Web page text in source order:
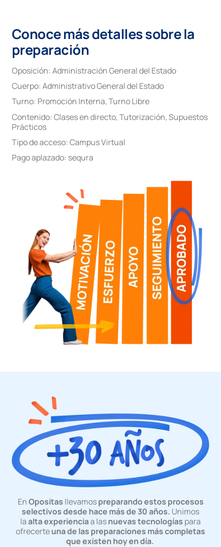
Conoce más detalles sobre la
preparación
Oposición: Administración General del Estado
Cuerpo: Administrativo General del Estado
Turno: Promoción Interna,Turno Libre
Contenido: Clases en directo,Tutorización,Supuestos
Prácticos
Tipo de acceso: Campus Virtual
Pago aplazado: sequra
EnOpositas llevamospreparando estos procesos
selectivos desde hace más de 30 años. Unimos
laalta experienciaa lasnuevas tecnologías para
ofrecerteuna de las preparaciones más completas
que existen hoy en día.